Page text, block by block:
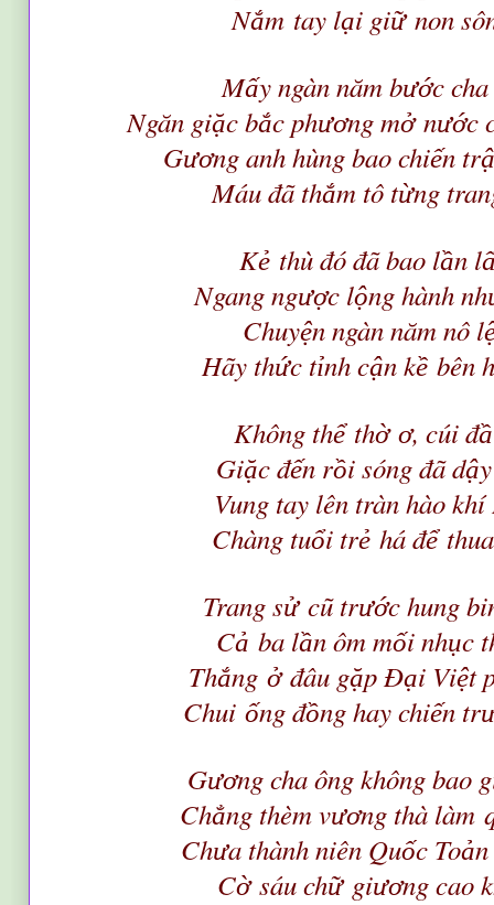
Nắm tay lại giữ non
Mấy ngàn năm bước
Ngăn giặc bắc phương mở nước
Gương anh hùng bao chiến tr
Máu đã thắm tô từng
Kẻ thù đó đã bao lần l
Ngang ngược lộng hành nh
Chuyện ngàn năm nô l
Hãy thức tỉnh cận kề bên
Không thể thờ ơ, cúi đầ
Giặc đến rồi sóng đã dậ
Vung tay lên tràn hào
Chàng tuổi trẻ há để
Trang sử cũ trước hung
Cả ba lần ôm mối nhục
Thắng ở đâu gặp Đại Việt
Chui ống đồng hay chiến tr
Gương cha ông không bao
Chẳng thèm vương thà làm
Chưa thành niên Quốc Toả
Cờ sáu chữ giương cao